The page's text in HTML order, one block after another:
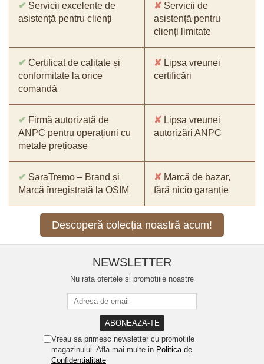
✔ Servicii excelente de
asistență pentru clienți
✘ Servicii de
asistență pentru
clienți limitate
✔ Certificat de calitate și
conformitate la orice
comandă
✘ Lipsa vreunei
certificări
✔ Firmă autorizată de
ANPC pentru operațiuni cu
metale prețioase
✘ Lipsa vreunei
autorizări ANPC
✔ SaraTremo – Brand și
Marcă înregistrată la OSIM
✘ Marcă de bazar,
fără nicio garanție
Descoperă colecția noastră acum!
NEWSLETTER
Nu rata ofertele si promotiile noastre
Vreau sa primesc newsletter cu promotiile
magazinului. Afla mai multe in Politica de
Confidentialitate